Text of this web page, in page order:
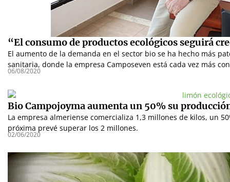
“El consumo de productos ecológicos seguirá
El aumento de la demanda en el sector bio se ha hecho más
sanitaria, donde la empresa Camposeven está cada vez más
06/08/2020
Bio Campojoyma aumenta un 50% su
La empresa almeriense comercializa 1,3 millones de kilos, un
próxima prevé superar los 2 millones.
02/06/2020